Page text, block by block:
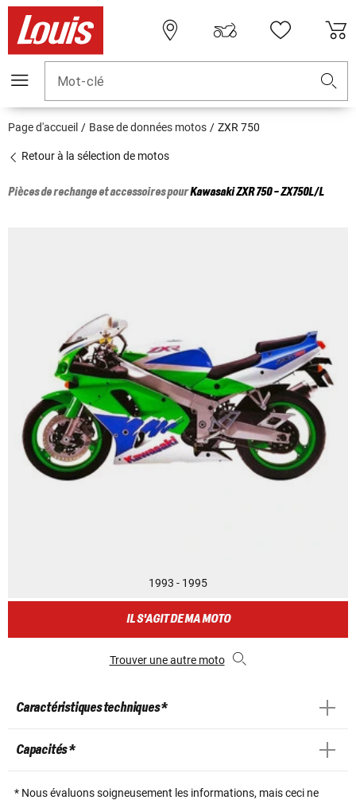
Mot-clé
Page d'accueil Base de données motos ZXR 750
Retour à la sélection de motos
Pièces de rechange et accessoires pourKawasakiZXR 750 - ZX750L/L
1993 - 1995
IL S'AGIT DE MA MOTO
Trouver une autre moto
Caractéristiques techniques *
Capacités *
* Nous évaluons soigneusement les informations, mais ceci ne